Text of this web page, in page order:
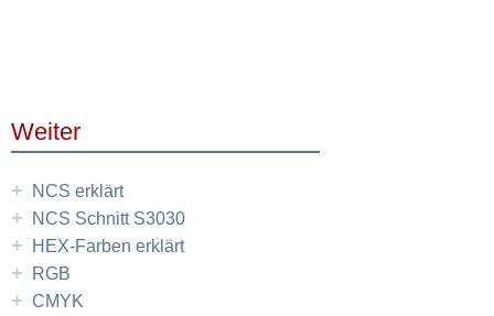
Weiter
+ NCS erklärt
+ NCS Schnitt S3030
+ HEX-Farben erklärt
+ RGB
+ CMYK